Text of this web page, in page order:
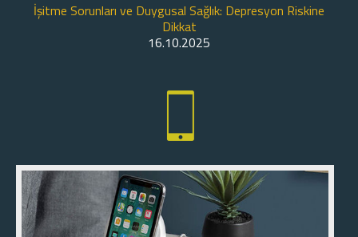
İşitme Sorunları ve Duygusal Sağlık: Depresyon Riskine
Dikkat
16.10.2025